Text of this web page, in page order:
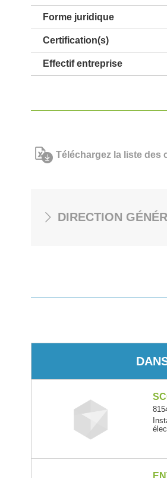
Forme juridique
Certification(s)
Effectif entreprise
Téléchargez la liste des
DIRECTION